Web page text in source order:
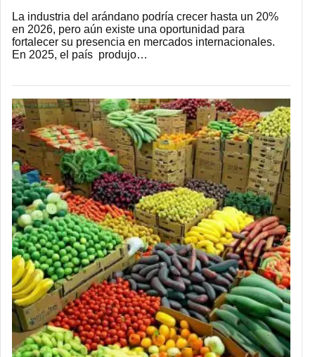
La industria del arándano podría crecer hasta un 20%
en 2026, pero aún existe una oportunidad para
fortalecer su presencia en mercados internacionales.
En 2025, el país produjo…